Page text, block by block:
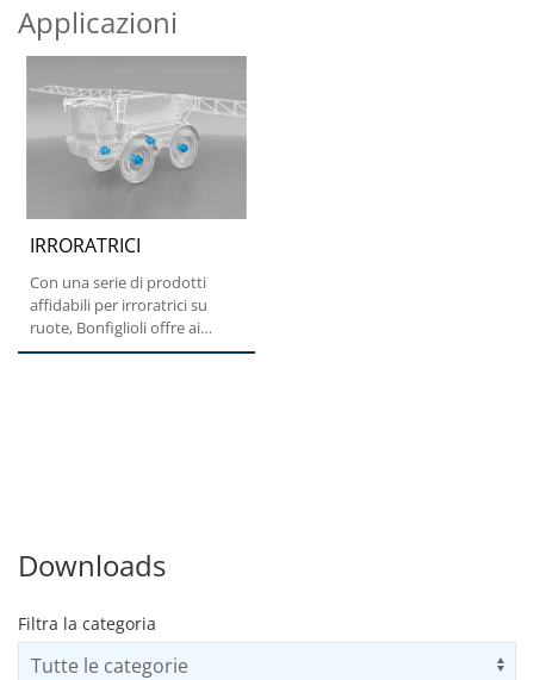
Applicazioni
IRRORATRICI
Con una serie di prodotti
affidabili per irroratrici su
ruote, Bonfiglioli offre ai
costruttori di macchine...
Downloads
Filtra la categoria